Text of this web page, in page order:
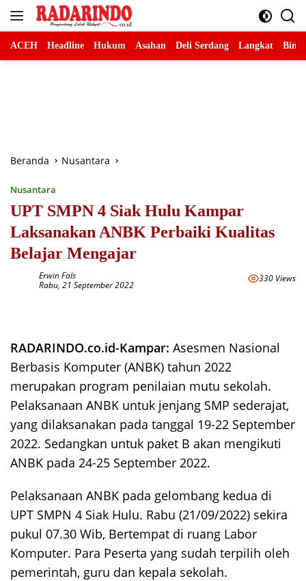
Langsung
ACEH Headline Hukum Asahan Deli Serdang Langkat
Beranda Nusantara
Nusantara
UPT SMPN 4 Siak Hulu Kampar
Laksanakan ANBK Perbaiki Kualitas
Belajar Mengajar
Erwin Fals
Rabu, 21 September 2022
330 Views
RADARINDO.co.id-Kampar: Asesmen Nasional
Berbasis Komputer (ANBK) tahun 2022
merupakan program penilaian mutu sekolah.
Pelaksanaan ANBK untuk jenjang SMP sederajat,
yang dilaksanakan pada tanggal 19-22 September
2022. Sedangkan untuk paket B akan mengikuti
ANBK pada 24-25 September 2022.
Pelaksanaan ANBK pada gelombang kedua di
UPT SMPN 4 Siak Hulu. Rabu (21/09/2022) sekira
pukul 07.30 Wib, Bertempat di ruang Labor
Komputer. Para Peserta yang sudah terpilih oleh
pemerintah, guru dan kepala sekolah.